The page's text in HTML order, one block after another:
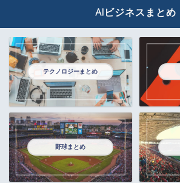
AIビジネスまとめ
テクノロジーまとめ
野球まとめ